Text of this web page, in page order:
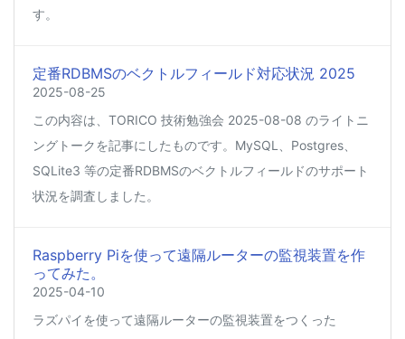
す。
定番RDBMSのベクトルフィールド対応状況 2025
2025-08-25
この内容は、TORICO 技術勉強会 2025-08-08 のライトニ
ングトークを記事にしたものです。MySQL、Postgres、
SQLite3 等の定番RDBMSのベクトルフィールドのサポート
状況を調査しました。
Raspberry Piを使って遠隔ルーターの監視装置を作
ってみた。
2025-04-10
ラズパイを使って遠隔ルーターの監視装置をつくった